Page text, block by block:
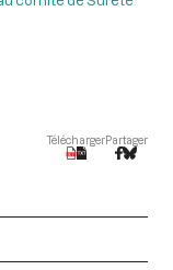
TéléchargerPartager